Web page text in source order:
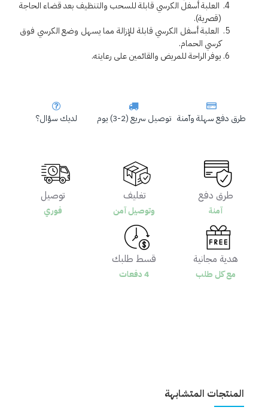
طرق دفع سهلة وآمنة توصيل سريع (2-3) يوم لديك سؤال؟
(قصرية).
كرسي الحمام.
يوفر الراحة للمريض والقائمين على رعايته.
طرق دفع
آمنة
تغليف
وتوصيل آمن
توصيل
فوري
هدية مجانية
مع كل طلب
قسط طلبك
4 دفعات
المنتجات المتشابهة